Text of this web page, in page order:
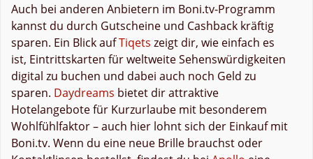
Auch bei anderen Anbietern im Boni.tv-Programm
kannst du durch Gutscheine und Cashback kräftig
sparen. Ein Blick aufTiqets zeigt dir, wie einfach es
ist, Eintrittskarten für weltweite Sehenswürdigkeiten
digital zu buchen und dabei auch noch Geld zu
sparen. Daydreams bietet dir attraktive
Hotelangebote für Kurzurlaube mit besonderem
Wohlfühlfaktor – auch hier lohnt sich der Einkauf mit
Boni.tv. Wenn du eine neue Brille brauchst oder